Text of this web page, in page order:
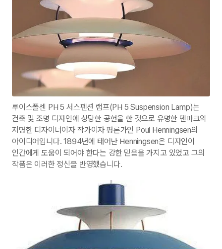
루이스폴센 PH 5 서스펜션 램프(PH 5 Suspension Lamp)는
건축 및 조명 디자인에 상당한 공헌을 한 것으로 유명한 덴마크의
저명한 디자이너이자 작가이자 평론가인 Poul Henningsen의
아이디어입니다. 1894년에 태어난 Henningsen은 디자인이
인간에게 도움이 되어야 한다는 강한 믿음을 가지고 있었고 그의
작품은 이러한 정신을 반영했습니다.